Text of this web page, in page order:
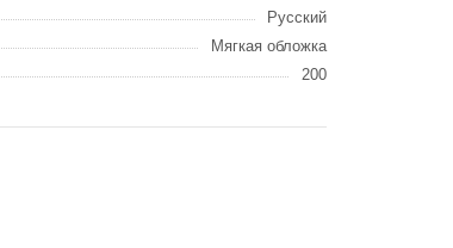
Русский
Мягкая обложка
200